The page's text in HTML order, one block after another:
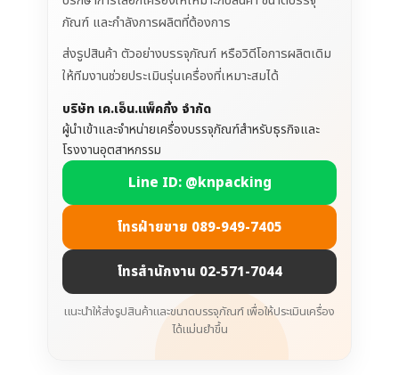
ภัณฑ์ และกำลังการผลิตที่ต้องการ
ส่งรูปสินค้า ตัวอย่างบรรจุภัณฑ์ หรือวิดีโอการผลิตเดิม
ให้ทีมงานช่วยประเมินรุ่นเครื่องที่เหมาะสมได้
บริษัท เค.เอ็น.แพ็คกิ้ง จำกัด
ผู้นำเข้าและจำหน่ายเครื่องบรรจุภัณฑ์สำหรับธุรกิจและ
โรงงานอุตสาหกรรม
Line ID: @knpacking
โทรฝ่ายขาย 089-949-7405
โทรสำนักงาน 02-571-7044
แนะนำให้ส่งรูปสินค้าและขนาดบรรจุภัณฑ์ เพื่อให้ประเมินเครื่อง
ได้แม่นยำขึ้น